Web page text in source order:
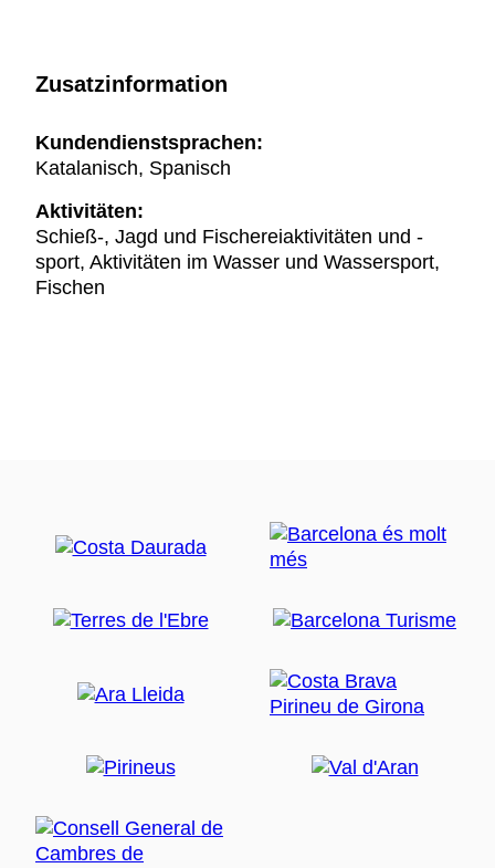
Zusatzinformation
Kundendienstsprachen:
Katalanisch, Spanisch
Aktivitäten:
Schieß-, Jagd und Fischereiaktivitäten und -
sport, Aktivitäten im Wasser und Wassersport,
Fischen